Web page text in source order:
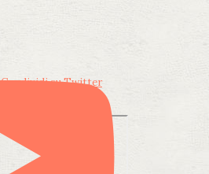
Condividi su Twitter